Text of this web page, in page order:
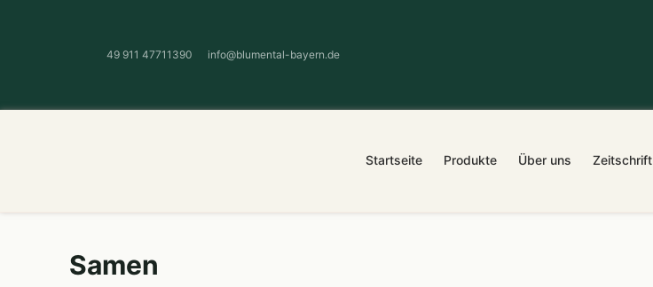
49 911 47711390 info@blumental-bayern.de
Startseite Produkte Über uns Zeitschrift
Samen